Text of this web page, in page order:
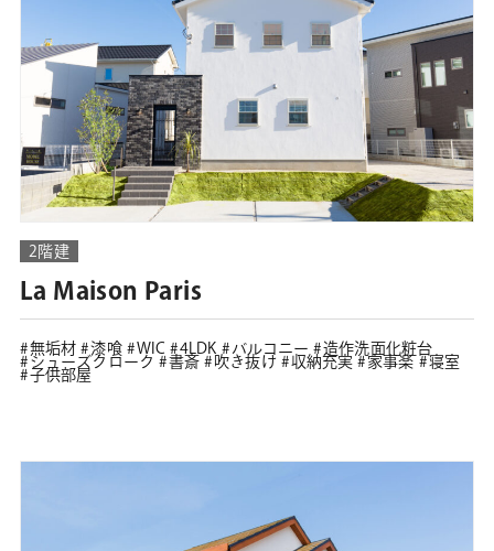
2階建
La Maison Paris
無垢材 漆喰 WIC 4LDK バルコニー
造作洗面化粧台
シューズクローク
書斎 吹き抜け 収納充実 家事楽
寝室
子供部屋